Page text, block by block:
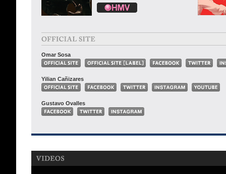
Omar Sosa
Yilian Cañizares
Gustavo Ovalles